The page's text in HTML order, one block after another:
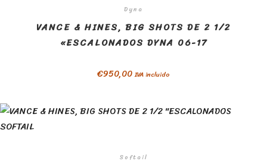
Dyna
VANCE & HINES, BIG SHOTS DE 2 1/2
«ESCALONADOS DYNA 06-17
€950,00 IVA incluido
Softail